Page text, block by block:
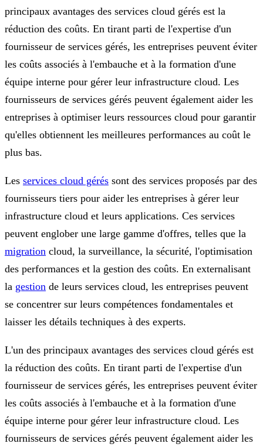
principaux avantages des services cloud gérés est la
réduction des coûts. En tirant parti de l'expertise d'un
fournisseur de services gérés, les entreprises peuvent éviter
les coûts associés à l'embauche et à la formation d'une
équipe interne pour gérer leur infrastructure cloud. Les
fournisseurs de services gérés peuvent également aider les
entreprises à optimiser leurs ressources cloud pour garantir
qu'elles obtiennent les meilleures performances au coût le
plus bas.
Les services cloud gérés sont des services proposés par des
fournisseurs tiers pour aider les entreprises à gérer leur
infrastructure cloud et leurs applications. Ces services
peuvent englober une large gamme d'offres, telles que la
migration cloud, la surveillance, la sécurité, l'optimisation
des performances et la gestion des coûts. En externalisant
la gestion de leurs services cloud, les entreprises peuvent
se concentrer sur leurs compétences fondamentales et
laisser les détails techniques à des experts.
L'un des principaux avantages des services cloud gérés est
la réduction des coûts. En tirant parti de l'expertise d'un
fournisseur de services gérés, les entreprises peuvent éviter
les coûts associés à l'embauche et à la formation d'une
équipe interne pour gérer leur infrastructure cloud. Les
fournisseurs de services gérés peuvent également aider les